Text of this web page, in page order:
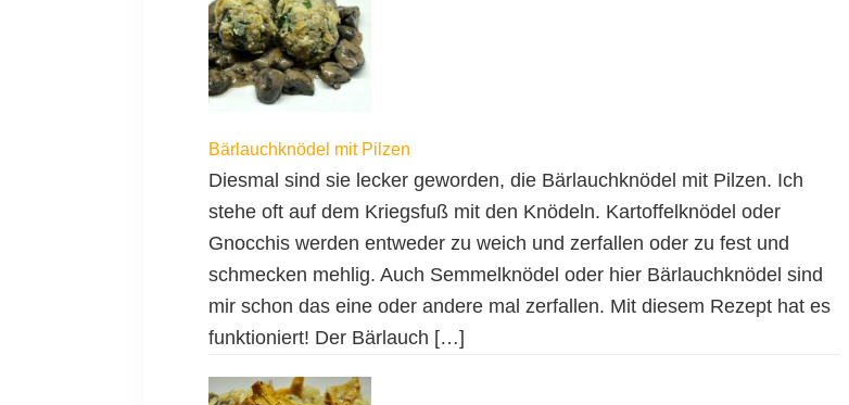
Bärlauchknödel mit Pilzen
Diesmal sind sie lecker geworden, die Bärlauchknödel mit Pilzen. Ich
stehe oft auf dem Kriegsfuß mit den Knödeln. Kartoffelknödel oder
Gnocchis werden entweder zu weich und zerfallen oder zu fest und
schmecken mehlig. Auch Semmelknödel oder hier Bärlauchknödel sind
mir schon das eine oder andere mal zerfallen. Mit diesem Rezept hat es
funktioniert! Der Bärlauch […]